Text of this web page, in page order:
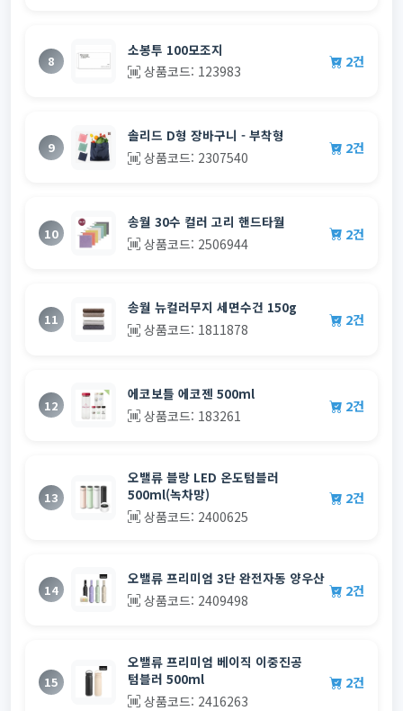
8
소봉투 100모조지
상품코드: 123983
2건
9
솔리드 D형 장바구니 - 부착형
상품코드: 2307540
2건
10
송월 30수 컬러 고리 핸드타월
상품코드: 2506944
2건
11
송월 뉴컬러무지 세면수건 150g
상품코드: 1811878
2건
12
에코보틀 에코젠 500ml
상품코드: 183261
2건
13
오밸류 블랑 LED 온도텀블러
500ml(녹차망)
상품코드: 2400625
2건
14
오밸류 프리미엄 3단 완전자동 양우산
상품코드: 2409498
2건
15
오밸류 프리미엄 베이직 이중진공
텀블러 500ml
상품코드: 2416263
2건